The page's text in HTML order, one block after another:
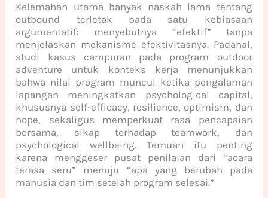
Kelemahan utama banyak naskah lama tentang
outbound terletak pada satu kebiasaan
argumentatif: menyebutnya “efektif” tanpa
menjelaskan mekanisme efektivitasnya. Padahal,
studi kasus campuran pada program outdoor
adventure untuk konteks kerja menunjukkan
bahwa nilai program muncul ketika pengalaman
lapangan meningkatkan psychological capital,
khususnya self-efficacy, resilience, optimism, dan
hope, sekaligus memperkuat rasa pencapaian
bersama, sikap terhadap teamwork, dan
psychological wellbeing. Temuan itu penting
karena menggeser pusat penilaian dari “acara
terasa seru” menuju “apa yang berubah pada
manusia dan tim setelah program selesai.”